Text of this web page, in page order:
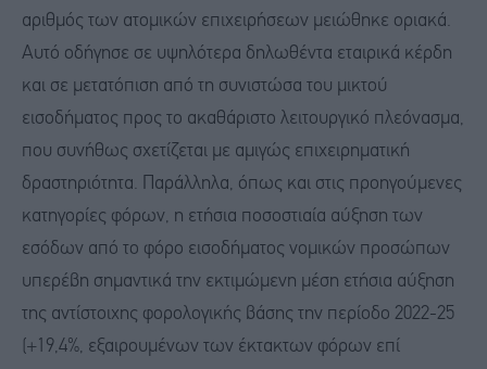
αριθμός των ατομικών επιχειρήσεων μειώθηκε οριακά.
Αυτό οδήγησε σε υψηλότερα δηλωθέντα εταιρικά κέρδη
και σε μετατόπιση από τη συνιστώσα του μικτού
εισοδήματος προς το ακαθάριστο λειτουργικό πλεόνασμα,
που συνήθως σχετίζεται με αμιγώς επιχειρηματική
δραστηριότητα. Παράλληλα, όπως και στις προηγούμενες
κατηγορίες φόρων, η ετήσια ποσοστιαία αύξηση των
εσόδων από το φόρο εισοδήματος νομικών προσώπων
υπερέβη σημαντικά την εκτιμώμενη μέση ετήσια αύξηση
της αντίστοιχης φορολογικής βάσης την περίοδο 2022-25
(+19,4%, εξαιρουμένων των έκτακτων φόρων επί